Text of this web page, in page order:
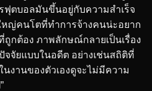
ฟุตบอลมันขึ้นอยู่กับความสำเร็จ
หญ่คนโตที่ทำการจ้างคนน่ะอยาก
ถูกต้อง ภาพลักษณ์กลายเป็นเรื่อง
จัยแบบในอดีต อย่างเช่นสถิติที่
งานของตัวเองดูจะไม่มีความ